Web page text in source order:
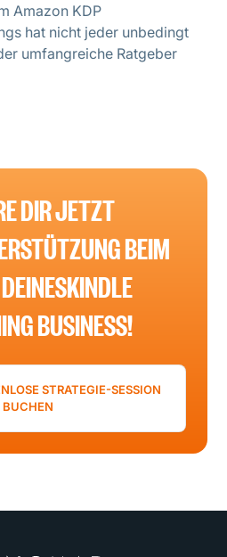
Amazon KDP
hat nicht jeder unbedingt
umfangreiche Ratgeber
DIR JETZT
BEIM
BUSINESS!
STRATEGIE-SESSION
BUCHEN